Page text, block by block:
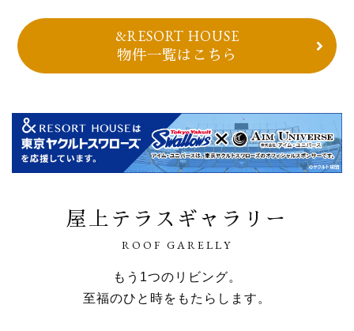
&RESORT HOUSE
物件一覧はこちら
屋上テラスギャラリー
ROOF GARELLY
もう1つのリビング。
至福のひと時をもたらします。